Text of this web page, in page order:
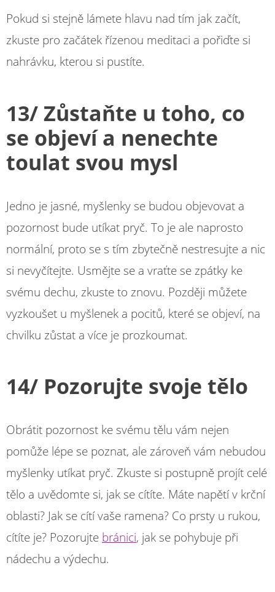
Pokud si stejně lámete hlavu nad tím jak začít,
zkuste pro začátek řízenou meditaci a pořiďte si
nahrávku, kterou si pustíte.
13/ Zůstaňte u toho, co
se objeví a nenechte
toulat svou mysl
Jedno je jasné, myšlenky se budou objevovat a
pozornost bude utíkat pryč. To je ale naprosto
normální, proto se s tím zbytečně nestresujte a nic
si nevyčítejte. Usmějte se a vraťte se zpátky ke
svému dechu, zkuste to znovu. Později můžete
vyzkoušet u myšlenek a pocitů, které se objeví, na
chvilku zůstat a více je prozkoumat.
14/ Pozorujte svoje tělo
Obrátit pozornost ke svému tělu vám nejen
pomůže lépe se poznat, ale zároveň vám nebudou
myšlenky utíkat pryč. Zkuste si postupně projít celé
tělo a uvědomte si, jak se cítíte. Máte napětí v krční
oblasti? Jak se cítí vaše ramena? Co prsty u rukou,
cítíte je? Pozorujte bránici, jak se pohybuje při
nádechu a výdechu.